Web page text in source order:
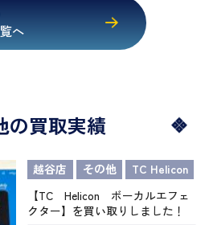
へ
の買取実績
越谷店 その他
TC Helicon
【TC Helicon ボーカルエフェ
クター】を買い取りしました！